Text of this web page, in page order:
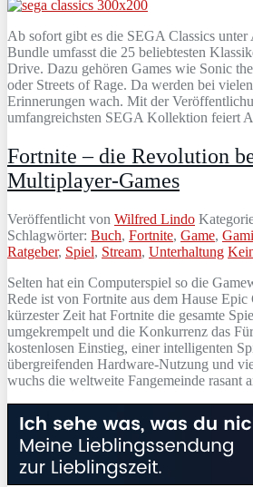
Ab sofort gibt es die SEGA Classics
Bundle umfasst die 25 beliebtesten
Drive. Dazu gehören Games wie Sonic
oder Streets of Rage. Da werden bei
Erinnerungen wach. Mit der
umfangreichsten SEGA Kollektion feiert
Fortnite – die Revolution
Multiplayer-Games
Veröffentlicht von Wilfred Lindo
Schlagwörter: Buch, Fortnite, Game,
Ratgeber, Spiel, Stream, Unterhaltung
Selten hat ein Computerspiel so die
Rede ist von Fortnite aus dem Hause Epic
kürzester Zeit hat Fortnite die gesamte
umgekrempelt und die Konkurrenz das
kostenlosen Einstieg, einer intelligenten
übergreifenden Hardware-Nutzung und
wuchs die weltweite Fangemeinde